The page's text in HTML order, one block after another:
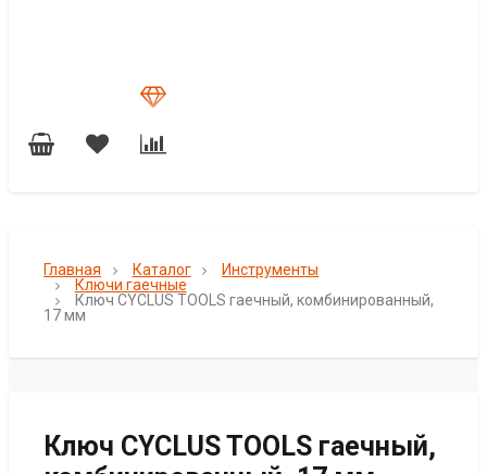
Главная Каталог
Инструменты
Ключи гаечные
Ключ CYCLUS TOOLS гаечный, комбинированный,
17 мм
Ключ CYCLUS TOOLS гаечный,